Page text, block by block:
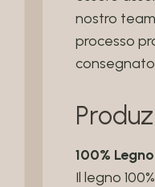
nostro
processo
100%
Il legno